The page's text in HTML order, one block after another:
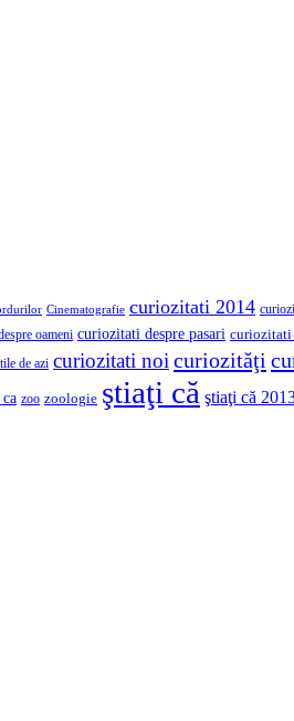
Cinematografie curiozitati 2014
oameni curiozitati despre pasari curiozitati
de azi curiozitati noicuriozităţi
zoo zoologie ştiaţi că ştiaţi că